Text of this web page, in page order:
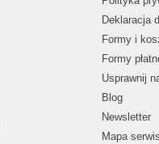
Deklaracja
Formy i
Formy
Usprawnij
Blog
Newsletter
Mapa